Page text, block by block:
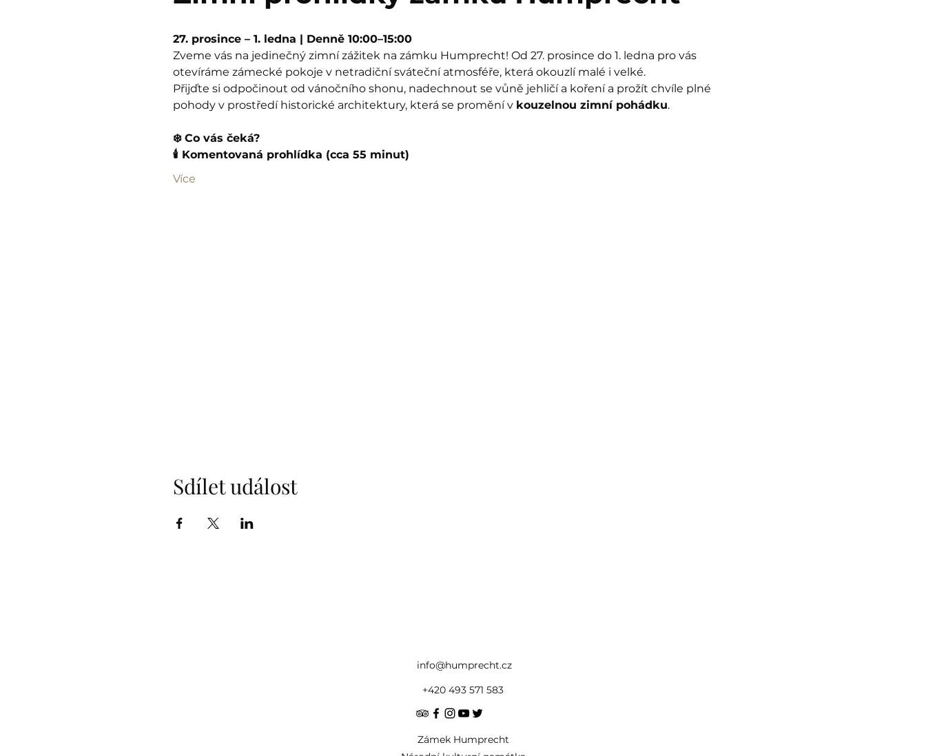
27. prosince – 1. ledna | Denně 10:00–15:00
Zveme vás na jedinečný zimní zážitek na zámku Humprecht! Od 27. prosince do 1. ledna pro vás
otevíráme zámecké pokoje v netradiční sváteční atmosféře, která okouzlí malé i velké.
Přijďte si odpočinout od vánočního shonu, nadechnout se vůně jehličí a koření a prožít chvíle plné
pohody v prostředí historické architektury, která se promění v kouzelnou zimní pohádku.
❄️ Co vás čeká?
🕯️ Komentovaná prohlídka (cca 55 minut)
Více
Sdílet událost
info@humprecht.cz
+420 493 571 583
Zámek Humprecht